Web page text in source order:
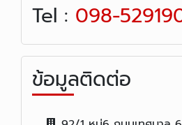
Tel : 098-
ข้อมูลติดต่อ